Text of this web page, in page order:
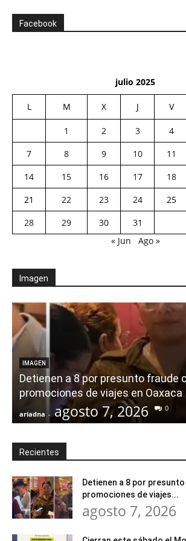
Facebook
julio 2025
L M X J V
1 2 3 4
7
8 9 10 11
14
15 16 17 18
21
22 23 24 25
28
29 30
31
« Jun
Ago »
Imagen
IMAGEN
Detienen a 8 por presunto fraude
promociones de viajes en Oaxaca
ariadna - agosto 7, 2026 0
Recientes
Detienen a 8 por
promociones de viajes...
agosto 7, 2026